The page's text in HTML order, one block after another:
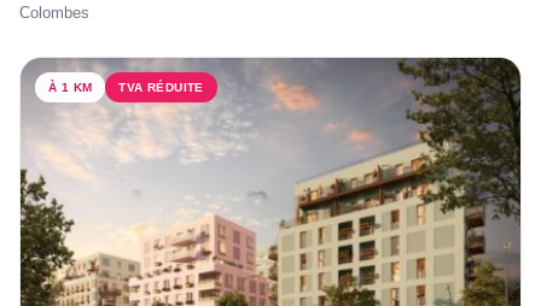
Colombes
À 1 KM TVA RÉDUITE